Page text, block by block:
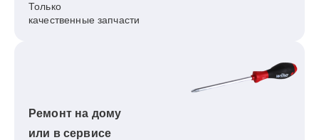
Только
качественные запчасти
Ремонт на дому
или в сервисе